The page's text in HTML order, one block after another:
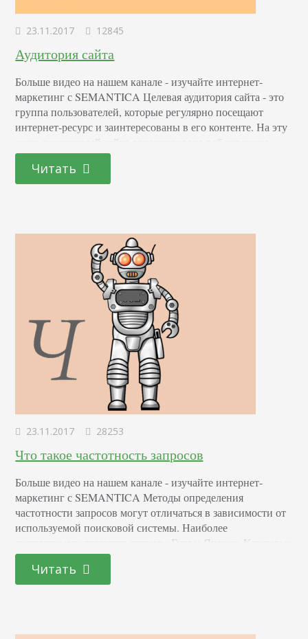
23.11.2017 12845
Аудитория сайта
Больше видео на нашем канале - изучайте интернет-
маркетинг с SEMANTICA Целевая аудитория сайта - это
группа пользователей, которые регулярно посещают
интернет-ресурс и заинтересованы в его контенте. На эту
часть посетителей сайта ориентирована веб-страница.
Допустим, вы любите прогуляться воскресным утром по
магазинам. Вы часто заходите в торговый центр “Европа”
возле вашего дома и иногда совершаете в нем покупки.
Читать
23.11.2017 28253
Что такое частотность запросов
Больше видео на нашем канале - изучайте интернет-
маркетинг с SEMANTICA Методы определения
частотности запросов могут отличаться в зависимости от
используемой поисковой системы. Наиболее
популярными являются сервисы Гугл и Яндекс. Ключевые
фразы имеют разную степень популярности среди
пользователей, ищущих информацию в интернете. Часть
запросов может задаваться поисковиками несколько раз в
Читать